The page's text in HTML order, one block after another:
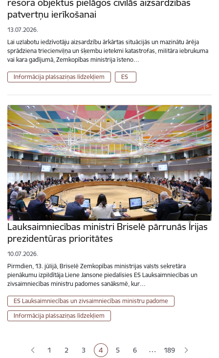
resora objektus pielāgos civilās aizsardzības
patvertņu ierīkošanai
13.07.2026.
Lai uzlabotu iedzīvotāju aizsardzību ārkārtas situācijās un mazinātu ārēja
sprādziena triecienviļņa un šķembu ietekmi katastrofas, militāra iebrukuma
vai kara gadījumā, Zemkopības ministrija īsteno…
Informācija plašsaziņas līdzekļiem ES
Lauksaimniecības ministri Briselē pārrunās Īrijas
prezidentūras prioritātes
10.07.2026.
Pirmdien, 13. jūlijā, Briselē Zemkopības ministrijas valsts sekretāra
pienākumu izpildītāja Liene Jansone piedalīsies ES Lauksaimniecības un
zivsaimniecības ministru padomes sanāksmē, kur…
ES Lauksaimniecības un zivsaimniecības ministru padome
Informācija plašsaziņas līdzekļiem
Lapa
1 Lapa
2 Lapa
3 Pašreizējā lapa
4 Lapa
5 Lapa
6 … 189